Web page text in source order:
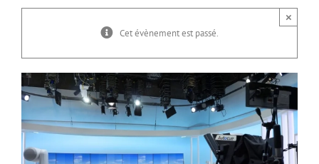
Cet évènement est passé.
×